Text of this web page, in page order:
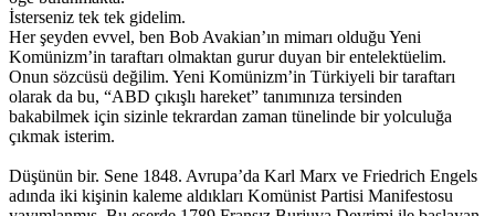
İsterseniz tek tek gidelim.
Her şeyden evvel, ben Bob Avakian’ın mimarı olduğu Yeni
Komünizm’in taraftarı olmaktan gurur duyan bir entelektüelim.
Onun sözcüsü değilim. Yeni Komünizm’in Türkiyeli bir taraftarı
olarak da bu, “ABD çıkışlı hareket” tanımınıza tersinden
bakabilmek için sizinle tekrardan zaman tünelinde bir yolculuğa
çıkmak isterim.
Düşünün bir. Sene 1848. Avrupa’da Karl Marx ve Friedrich Engels
adında iki kişinin kaleme aldıkları Komünist Partisi Manifestosu